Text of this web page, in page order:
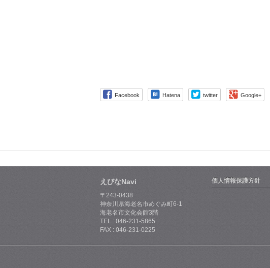
Facebook Hatena twitter Google+
えびなNavi
〒243-0438
神奈川県海老名市めぐみ町6-1
海老名市文化会館3階
TEL : 046-231-5865
FAX : 046-231-0225
個人情報保護方針